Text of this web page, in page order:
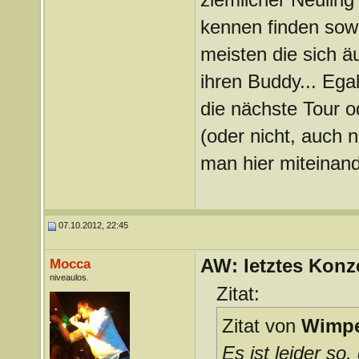
kennen finden
meisten die sich
ihren Buddy...
die nächste Tour
(oder nicht, auch
man hier
07.10.2012, 22:45
Mocca
niveaulos.
AW: letztes
Zitat:
Zitat von
Es ist leider so,